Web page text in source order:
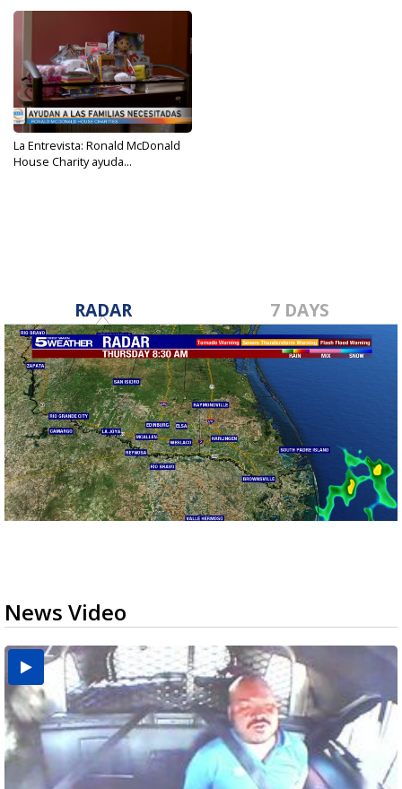
La Entrevista: Ronald McDonald
House Charity ayuda...
RADAR 7 DAYS
News Video